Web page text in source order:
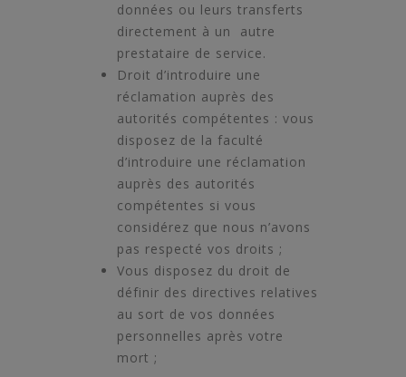
données ou leurs transferts
directement à un autre
prestataire de service.
Droit d’introduire une
réclamation auprès des
autorités compétentes : vous
disposez de la faculté
d’introduire une réclamation
auprès des autorités
compétentes si vous
considérez que nous n’avons
pas respecté vos droits ;
Vous disposez du droit de
définir des directives relatives
au sort de vos données
personnelles après votre
mort ;